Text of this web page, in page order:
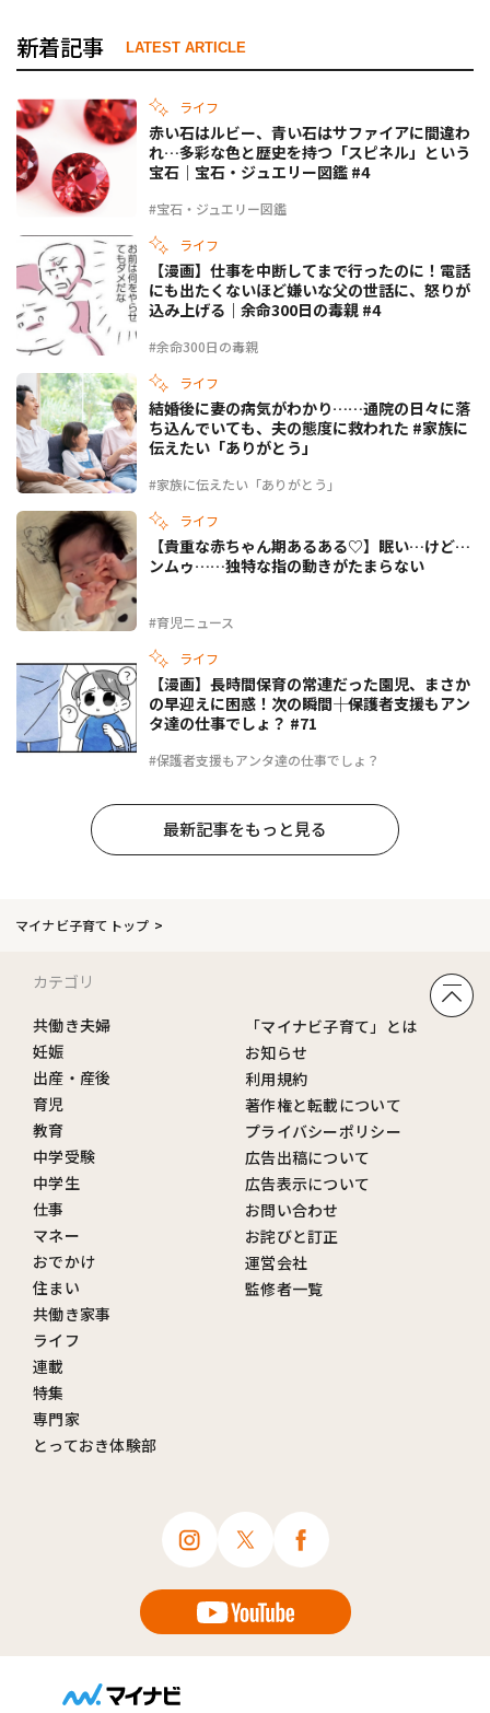
新着記事 LATEST ARTICLE
ライフ
#宝石・ジュエリー図鑑
赤い石はルビー、青い石はサファイアに間違わ
れ…多彩な色と歴史を持つ「スピネル」という
宝石｜宝石・ジュエリー図鑑 #4
ライフ
#余命300日の毒親
【漫画】仕事を中断してまで行ったのに！電話
にも出たくないほど嫌いな父の世話に、怒りが
込み上げる｜余命300日の毒親 #4
ライフ
#家族に伝えたい「ありがとう」
結婚後に妻の病気がわかり……通院の日々に落
ち込んでいても、夫の態度に救われた #家族に
伝えたい「ありがとう」
ライフ
#育児ニュース
【貴重な赤ちゃん期あるある♡】眠い…けど…
ンムゥ……独特な指の動きがたまらない
ライフ
#保護者支援もアンタ達の仕事でしょ？
【漫画】長時間保育の常連だった園児、まさか
の早迎えに困惑！次の瞬間――｜保護者支援もアン
タ達の仕事でしょ？ #71
最新記事をもっと見る
マイナビ子育てトップ
カテゴリ
共働き夫婦
妊娠
出産・産後
育児
教育
中学受験
中学生
仕事
マネー
おでかけ
住まい
共働き家事
ライフ
連載
特集
専門家
とっておき体験部
「マイナビ子育て」とは
お知らせ
利用規約
著作権と転載について
プライバシーポリシー
広告出稿について
広告表示について
お問い合わせ
お詫びと訂正
運営会社
監修者一覧